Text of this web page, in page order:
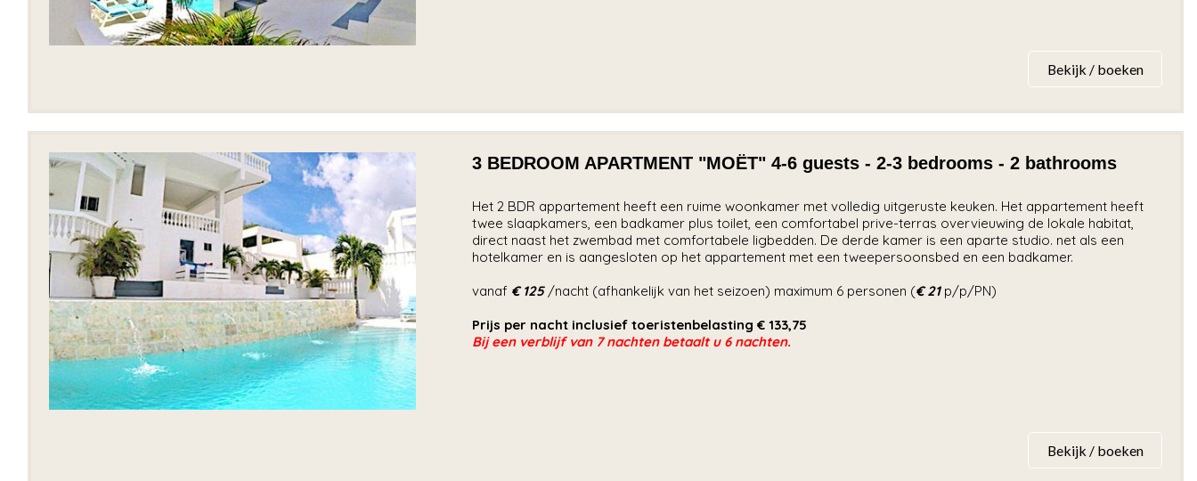
Bekijk / boeken
3 BEDROOM APARTMENT "MOËT" 4-6 guests - 2-3 bedrooms - 2 bathrooms
Het 2 BDR appartement heeft een ruime woonkamer met volledig uitgeruste keuken. Het appartement heeft
twee slaapkamers, een badkamer plus toilet, een comfortabel prive-terras overvieuwing de lokale habitat,
direct naast het zwembad met comfortabele ligbedden. De derde kamer is een aparte studio. net als een
hotelkamer en is aangesloten op het appartement met een tweepersoonsbed en een badkamer.
vanaf € 125 /nacht (afhankelijk van het seizoen) maximum 6 personen (€ 21p/p/PN)
Prijs per nacht inclusief toeristenbelasting € 133,75
Bij een verblijf van 7 nachten betaalt u 6 nachten.
Bekijk / boeken